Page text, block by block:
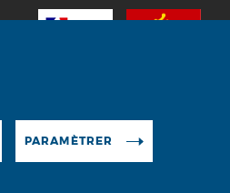
PARAMÈTRER